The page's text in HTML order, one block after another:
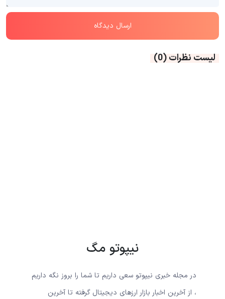
لیست نظرات(0)
نیپوتو مگ
در مجله خبری نیپوتو سعی داریم تا شما را بروز نگه داریم
، از آخرین اخبار بازار ارزهای دیجیتال گرفته تا آخرین